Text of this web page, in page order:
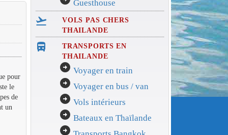
pour
le
de
un
Guesthouse
flight_takeoff
VOLS PAS CHERS
THAILANDE
directions_bus_filled
TRANSPORTS EN
THAILANDE
arrow_circle_right Voyager en train
arrow_circle_right Voyager en bus / van
arrow_circle_right Vols intérieurs
arrow_circle_right Bateaux en Thaïlande
arrow_circle_right